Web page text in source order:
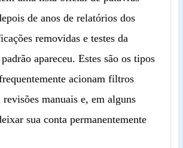
de anos de relatórios dos
removidas e testes da
apareceu. Estes são os tipos
acionam filtros
manuais e, em alguns
sua conta permanentemente